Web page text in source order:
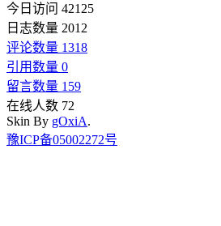
今日访问 42125
日志数量 2012
评论数量 1318
引用数量 0
留言数量 159
在线人数 72
Skin By gOxiA.
豫ICP备05002272号